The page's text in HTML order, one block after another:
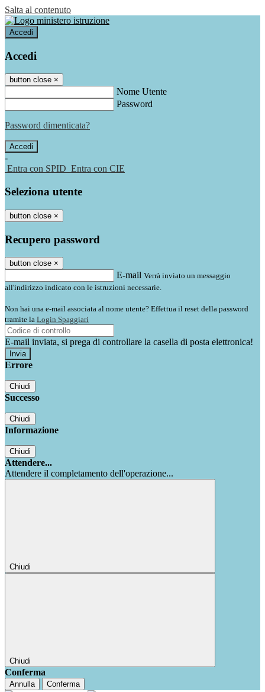
Salta al contenuto
Accedi
Accedi
button close ×
Nome Utente
Password
Password dimenticata?
-
Entra con SPID Entra con CIE
Seleziona utente
button close ×
Recupero password
button close ×
E-mail Verrà inviato un messaggio
all'indirizzo indicato con le istruzioni necessarie.
Non hai una e-mail associata al nome utente? Effettua il reset della password
tramite la Login Spaggiari
E-mail inviata, si prega di controllare la casella di posta elettronica!
Errore
Chiudi
Successo
Chiudi
Informazione
Chiudi
Attendere...
Attendere il completamento dell'operazione...
Chiudi
Chiudi
Conferma
Annulla Conferma